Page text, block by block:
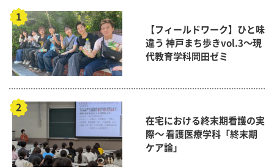
【フィールドワーク】ひと味
違う 神戸まち歩きvol.3～現
代教育学科岡田ゼミ
在宅における終末期看護の実
際～ 看護医療学科「終末期
ケア論」